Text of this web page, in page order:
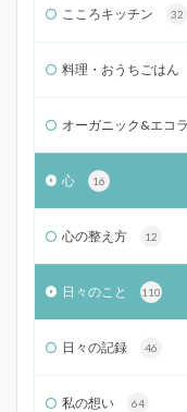
こころキッチン 32
料理・おうちごはん
オーガニック&エコ
心 16
心の整え方 12
日々のこと 110
日々の記録 46
私の想い 64